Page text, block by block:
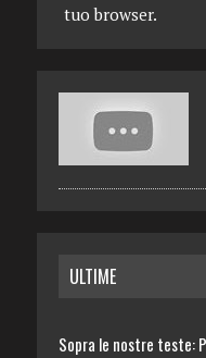
tuo browser.
ULTIME
Sopra le nostre teste: